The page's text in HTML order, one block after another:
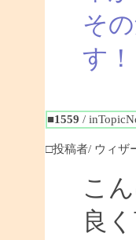
そ
す！
■1559 /
□投稿者/ ウィザ
こ
良